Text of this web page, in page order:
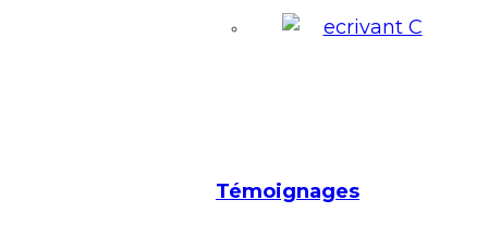
Témoignages